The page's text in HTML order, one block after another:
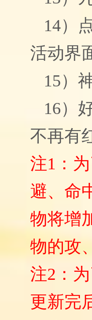
14）
活动界
15）
16）
不再有
注1：
避、命
物将增
物的攻
注2：
更新完